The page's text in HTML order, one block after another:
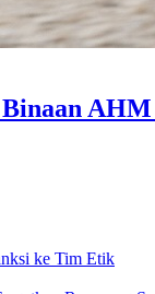
ke Tim Etik